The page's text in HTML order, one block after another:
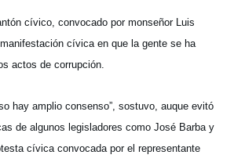
cívico, convocado por monseñor Luis
cívica en que la gente se ha
actos de corrupción.
hay amplio consenso”, sostuvo, auque evitó
de algunos legisladores como José Barba y
cívica convocada por el representante